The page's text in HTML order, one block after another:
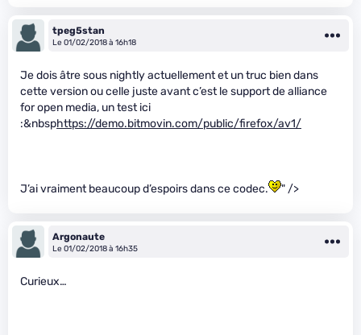
tpeg5stan
Le 01/02/2018 à 16h18
Je dois âtre sous nightly actuellement et un truc bien dans
cette version ou celle juste avant c’est le support de alliance
for open media, un test ici
:&nbsphttps://demo.bitmovin.com/public/firefox/av1/
J’ai vraiment beaucoup d’espoirs dans ce codec. " />
Argonaute
Le 01/02/2018 à 16h35
Curieux…